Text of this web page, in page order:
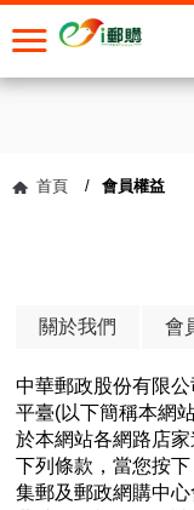
首頁 / 會員權益
關於我們 會
中華郵政股份有限
平臺(以下簡稱本網
於本網站各網路店
下列條款，當您按
集郵及郵政網購中